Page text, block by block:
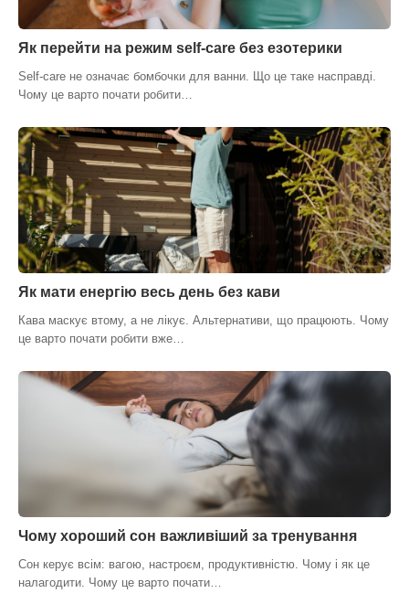
Як перейти на режим self-care без езотерики
Self-care не означає бомбочки для ванни. Що це таке насправді.
Чому це варто почати робити…
Як мати енергію весь день без кави
Кава маскує втому, а не лікує. Альтернативи, що працюють. Чому
це варто почати робити вже…
Чому хороший сон важливіший за тренування
Сон керує всім: вагою, настроєм, продуктивністю. Чому і як це
налагодити. Чому це варто почати…